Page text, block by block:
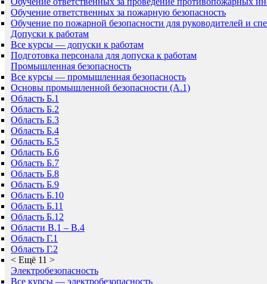
Обучение ответственных за пожарную безопасность
Обучение по пожарной безопасности для руководителей и
Допуски к работам
Все курсы — допуски к работам
Подготовка персонала для допуска к работам
Промышленная безопасность
Все курсы — промышленная безопасность
Основы промышленной безопасности (A.1)
Область Б.1
Область Б.2
Область Б.3
Область Б.4
Область Б.5
Область Б.6
Область Б.7
Область Б.8
Область Б.9
Область Б.10
Область Б.11
Область Б.12
Области В.1 – В.4
Область Г.1
Область Г.2
< Ещё 11 >
Электробезопасность
Все курсы — электробезопасность